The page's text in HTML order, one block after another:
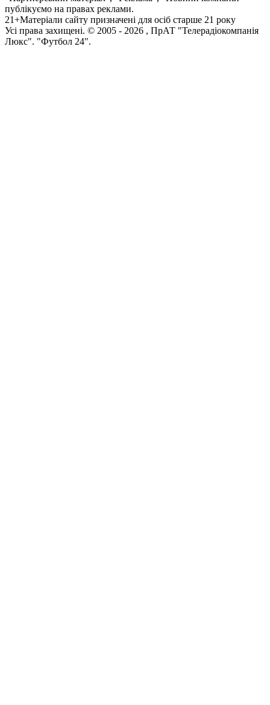
публікуємо на правах реклами.
21+Матеріали сайту призначені для осіб старше 21 року
Усi права захищенi. © 2005 - 2026 , ПрАТ "Телерадіокомпанія
Люкс". "Футбол 24".